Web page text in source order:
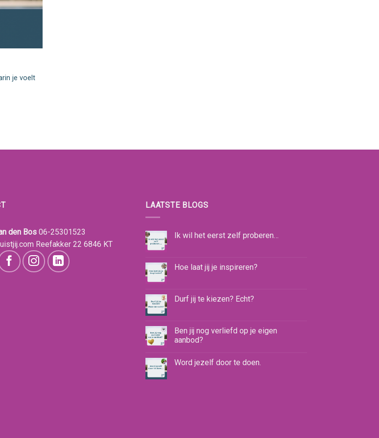
je voelt
den Bos 06-25301523
Reefakker 22 6846 KT
LAATSTE BLOGS
Ik wil het eerst zelf proberen…
Hoe laat jij je inspireren?
Durf jij te kiezen? Echt?
Ben jij nog verliefd op je eigen
aanbod?
Word jezelf door te doen.